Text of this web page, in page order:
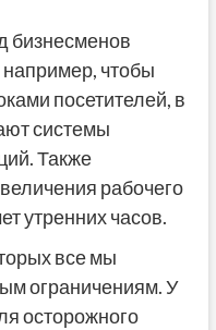
бизнесменов
например, чтобы
посетителей, в
системы
Также
рабочего
утренних часов.
все мы
ограничениям. У
осторожного